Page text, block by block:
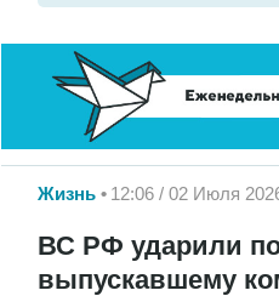
Жизнь 12:06 / 02 Июля
ВС РФ ударили
выпускавшему